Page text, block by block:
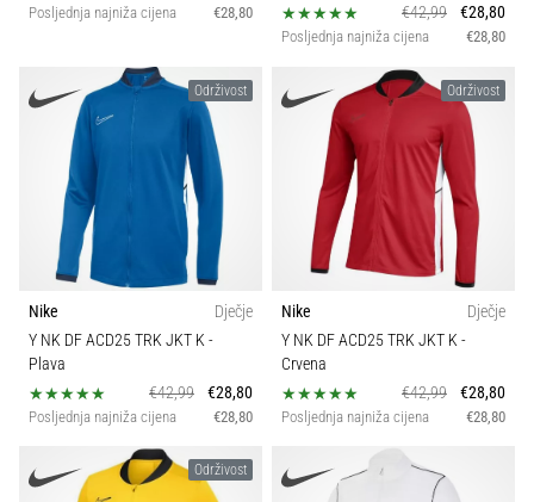
Posljednja najniža cijena €28,80 €42,99 €28,80
Posljednja najniža cijena €28,80
Održivost
Nike
Dječje
Y NK DF ACD25 TRK JKT K-
Plava
€42,99
€28,80
Posljednja najniža cijena €28,80
Održivost
Nike
Dječje
Y NK DF ACD25 TRK JKT K-
Crvena
€42,99
€28,80
Posljednja najniža cijena €28,80
Održivost